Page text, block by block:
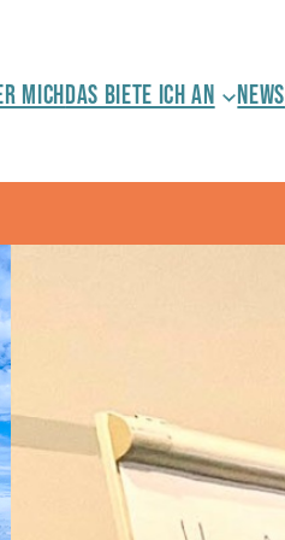
MICH DAS BIETE ICH AN NEWS